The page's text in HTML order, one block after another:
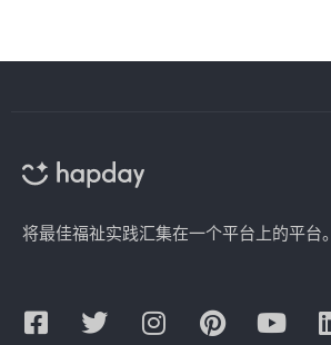
将最佳福祉实践汇集在一个平台上的平台。